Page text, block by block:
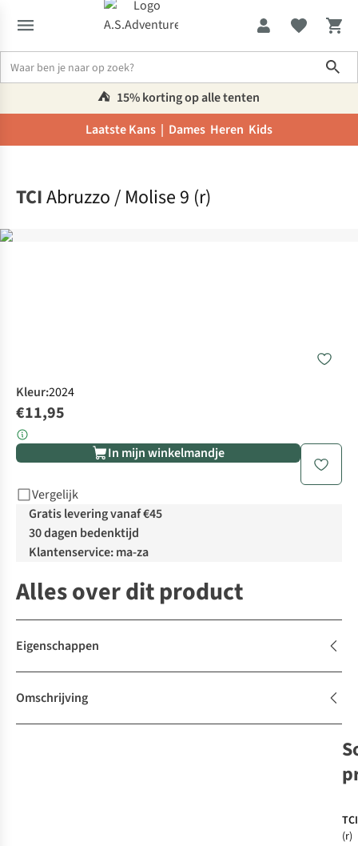
⛺️ 15% korting op alle tenten
Laatste Kans | Dames Heren Kids
TCIAbruzzo / Molise 9 (r)
Kleur:2024
€11,95
In mijn winkelmandje
Vergelijk
Gratis levering vanaf €45
30 dagen bedenktijd
Klantenservice: ma-za
Alles over dit product
Eigenschappen
Omschrijving
TCI
(r)